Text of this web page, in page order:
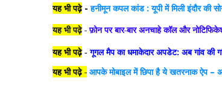
यह भी पढ़े-हनीमून कपल कांड : यूपी में मिली इंदौर की
यह भी पढ़े - फ़ोन पर बार-बार अनचाहे कॉल और
यह भी पढ़े-गूगल मैप का धमाकेदार अपडेट: अब गांव की
यह भी पढ़े - आपके मोबाइल में छिपा है ये खतरनाक ऐप –